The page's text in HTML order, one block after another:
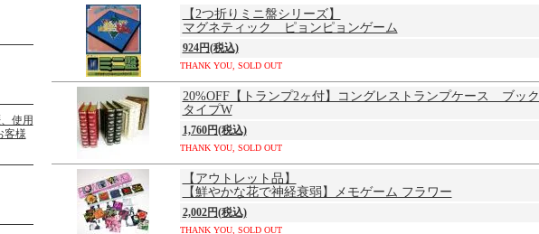
【2つ折りミニ盤シリーズ】
マグネティック ピョンピョンゲーム
924円(税込)
THANK YOU, SOLD OUT
20%OFF【トランプ2ヶ付】コングレストランプケース ブック
タイプW
1,760円(税込)
THANK YOU, SOLD OUT
【アウトレット品】
【鮮やかな花で神経衰弱】メモゲーム フラワー
2,002円(税込)
THANK YOU, SOLD OUT